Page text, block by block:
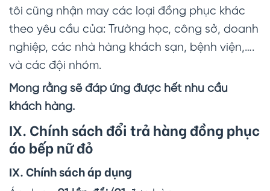
tôi cũng nhận may các loại đồng phục khác
theo yêu cầu của: Trường học, công sở, doanh
nghiệp, các nhà hàng khách sạn, bệnh viện,….
và các đội nhóm.
Mong rằng sẽ đáp ứng được hết nhu cầu
khách hàng.
IX. Chính sách đổi trả hàng đồng phục
áo bếp nữ đỏ
IX. Chính sách áp dụng